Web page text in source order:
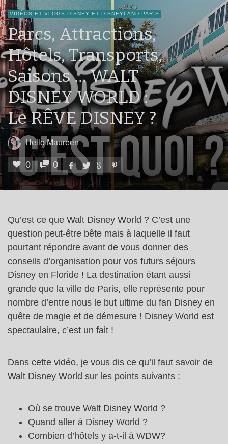
VIDÉOS ET VLOGS DISNEY ET DISNEYLAND PARIS
Parcs, Attractions,
Hôtels, Transports,
Saisons … WALT
DISNEY WORLD :
Le RÊVE DISNEY ?
Hello Maureen
0 0
Qu’est ce que Walt Disney World ? C’est une
question peut-être bête mais à laquelle il faut
pourtant répondre avant de vous donner des
conseils d’organisation pour vos futurs séjours
Disney en Floride ! La destination étant aussi
grande que la ville de Paris, elle représente pour
nombre d’entre nous le but ultime du fan Disney en
quête de magie et de démesure ! Disney World est
spectaulaire, c’est un fait !
Dans cette vidéo, je vous dis ce qu’il faut savoir de
Walt Disney World sur les points suivants :
Où se trouve Walt Disney World ?
Quand aller à Disney World ?
Combien d’hôtels y a-t-il à WDW?